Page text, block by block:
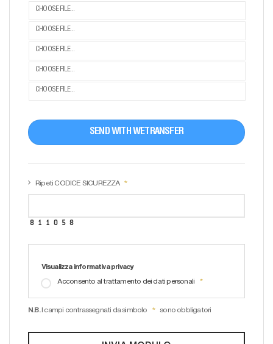
CHOOSE FILE...
CHOOSE FILE...
CHOOSE FILE...
CHOOSE FILE...
CHOOSE FILE...
SEND WITH WETRANSFER
Ripeti CODICE SICUREZZA
Visualizza informativa privacy
Acconsento al trattamento dei dati personali
N.B. I campi contrassegnati da simbolo sono obbligatori